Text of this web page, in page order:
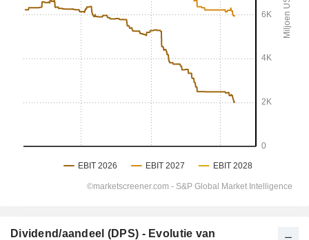
Dividend/aandeel (DPS) - Evolutie van